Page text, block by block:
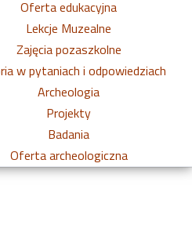
Oferta edukacyjna
Lekcje Muzealne
Zajęcia pozaszkolne
w pytaniach i odpowiedziach
Archeologia
Projekty
Badania
Oferta archeologiczna